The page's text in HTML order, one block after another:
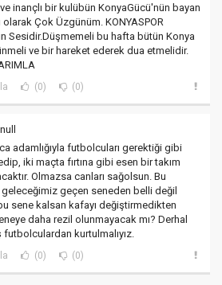
ve inançlı bir kulübün KonyaGücü'nün bayan
olarak Çok Üzgünüm. KONYASPOR
Sesidir.Düşmemeli bu hafta bütün Konya
ve bir hareket ederek dua etmelidir.
(0) (0)
adamlığıyla futbolcuları gerektiği gibi
iki maçta fırtına gibi esen bir takım
Olmazsa canları sağolsun. Bu
geçen seneden belli değil
sene kalsan kafayı değiştirmedikten
daha rezil olunmayacak mı? Derhal
kurtulmalıyız.
(0) (0)